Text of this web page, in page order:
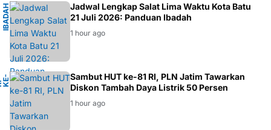
I
B
A
D
A
H
M
U
S
L
IM
Jadwal Lengkap Salat Lima Waktu Kota Batu
21 Juli 2026: Panduan Ibadah
1 hour ago
-1
Sambut HUT ke-81 RI, PLN Jatim Tawarkan
Diskon Tambah Daya Listrik 50 Persen
1 hour ago